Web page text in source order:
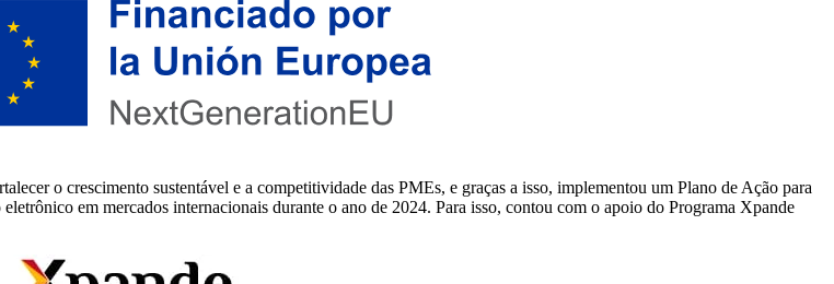
o crescimento sustentável e a competitividade das PMEs, e graças a isso, implementou um Plano de Ação para
em mercados internacionais durante o ano de 2024. Para isso, contou com o apoio do Programa Xpande